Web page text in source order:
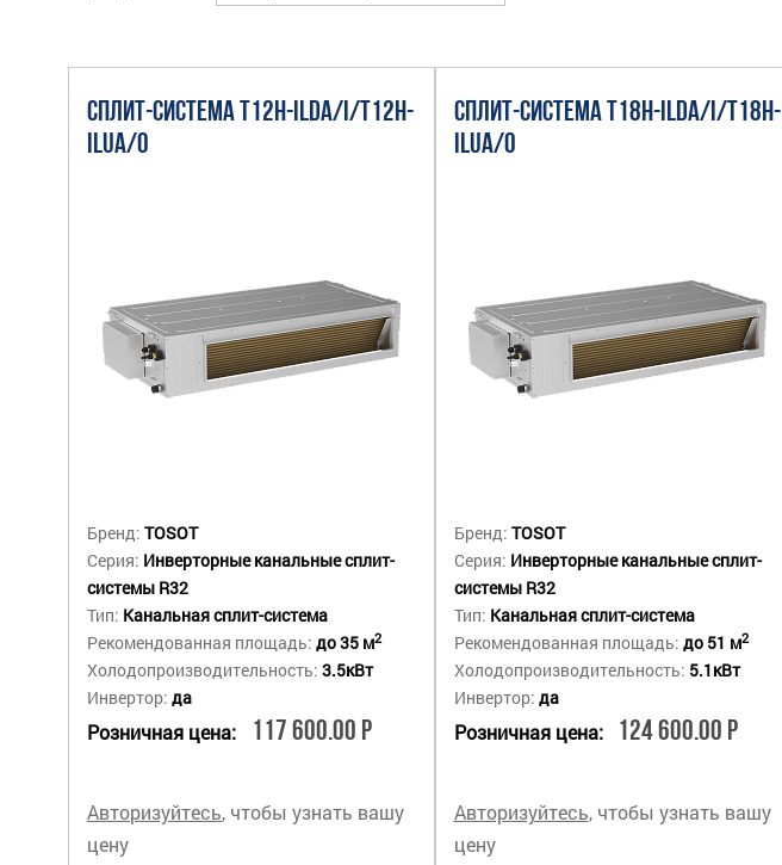
СПЛИТ-СИСТЕМА T12H-ILDA/I/T12H-
ILUA/O
Бренд: TOSOT
Серия: Инверторные канальные сплит-
системы R32
Тип: Канальная сплит-система
Рекомендованная площадь: до 35 м2
Холодопроизводительность: 3.5кВт
Инвертор: да
Розничная цена: 117 600.00 Р
Авторизуйтесь, чтобы узнать вашу
цену
СПЛИТ-СИСТЕМА T18H-ILDA/I/T18H-
ILUA/O
Бренд: TOSOT
Серия: Инверторные канальные сплит-
системы R32
Тип: Канальная сплит-система
Рекомендованная площадь: до 51 м2
Холодопроизводительность: 5.1кВт
Инвертор: да
Розничная цена: 124 600.00 Р
Авторизуйтесь, чтобы узнать вашу
цену